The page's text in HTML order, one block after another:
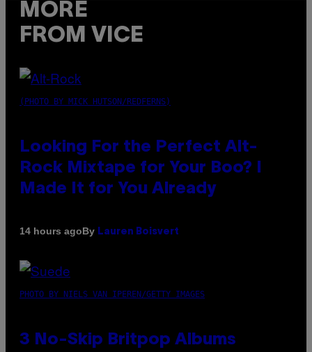
MORE
FROM VICE
(PHOTO BY MICK HUTSON/REDFERNS)
Looking For the Perfect Alt-
Rock Mixtape for Your Boo? I
Made It for You Already
14 hours agoBy Lauren Boisvert
PHOTO BY NIELS VAN IPEREN/GETTY IMAGES
3 No-Skip Britpop Albums